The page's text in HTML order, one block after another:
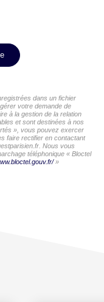
dans un fichier
votre demande de
à la gestion de la relation
et sont destinées à nos
», vous pouvez exercer
faire rectifier en contactant
Nous vous
téléphonique « Bloctel
»